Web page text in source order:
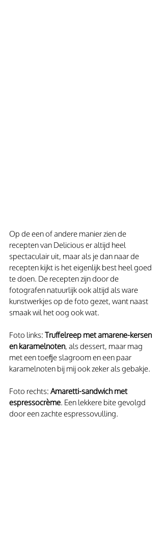
Op de een of andere manier zien de
recepten van Delicious er altijd heel
spectaculair uit, maar als je dan naar de
recepten kijkt is het eigenlijk best heel goed
te doen. De recepten zijn door de
fotografen natuurlijk ook altijd als ware
kunstwerkjes op de foto gezet, want naast
smaak wil het oog ook wat.
Foto links: Truffelreep met amarene-kersen
en karamelnoten, als dessert, maar mag
met een toefje slagroom en een paar
karamelnoten bij mij ook zeker als gebakje.
Foto rechts: Amaretti-sandwich met
espressocrème. Een lekkere bite gevolgd
door een zachte espressovulling.